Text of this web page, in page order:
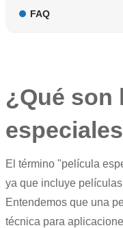
FAQ
¿Qué son
El término "película
ya que incluye
Entendemos que una
técnica para